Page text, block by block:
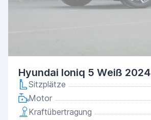
Hyundai Ioniq 5 Weiß 2024
Sitzplätze
Motor
Kraftübertragung